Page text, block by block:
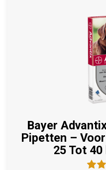
Bayer
Pipetten –
25 Tot